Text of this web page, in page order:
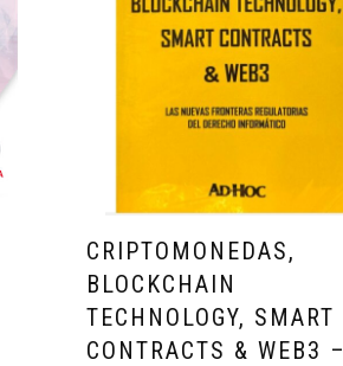
CRIPTOMONEDAS,
BLOCKCHAIN
TECHNOLOGY, SMART
CONTRACTS & WEB3 –